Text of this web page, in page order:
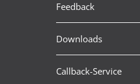
Feedback
Downloads
Callback-Service